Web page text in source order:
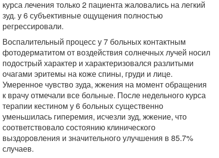
курса лечения только 2 пациента жаловались на легкий
зуд. у 6 субъективные ощущения полностью
регрессировали.
Воспалительный процесс у 7 больных контактным
фотодерматитом от воздействия солнечных лучей носил
подострый характер и характеризовался разлитыми
очагами эритемы на коже спины, груди и лице.
Умеренное чувство зуда, жжения на момент обращения
к врачу отмечали все больные. После недельного курса
терапии кестином у 6 больных существенно
уменьшилась гиперемия, исчезли зуд, жжение, что
соответствовало состоянию клинического
выздоровления и значительного улучшения в 85.7%
случаев.